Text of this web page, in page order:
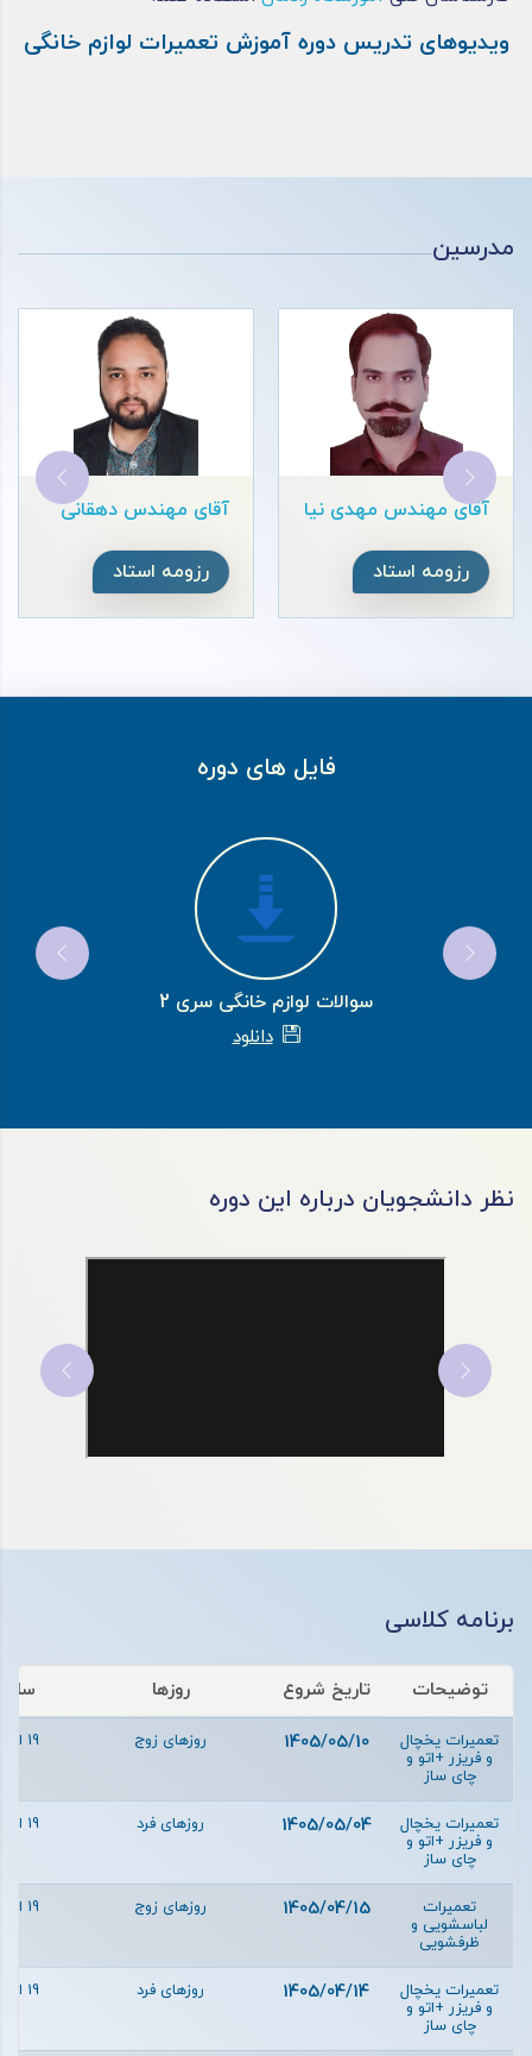
ویدیوهای تدریس دوره آموزش تعمیرات لوازم خانگی
مدرسین
آقای مهندس ابدی
رزومه استاد
آقای مهندس فخرایی
رزومه استاد
فایل های دوره
سوالات لوازم خانگی سری 1
دانلود
نظر دانشجویان درباره این دوره
برنامه کلاسی
توضیحات تاریخ شروع روزها
تعمیرات یخچال
و فریزر +اتو و
چای ساز
1405/05/10 روزهای زوج 19 الی 22
تعمیرات یخچال
و فریزر +اتو و
چای ساز
1405/05/04 روزهای فرد 19 الی 22
تعمیرات
لباسشویی و
ظرفشویی
1405/04/15 روزهای زوج 19 الی 22
تعمیرات یخچال
و فریزر +اتو و
چای ساز
1405/04/14 روزهای فرد 19 الی 22